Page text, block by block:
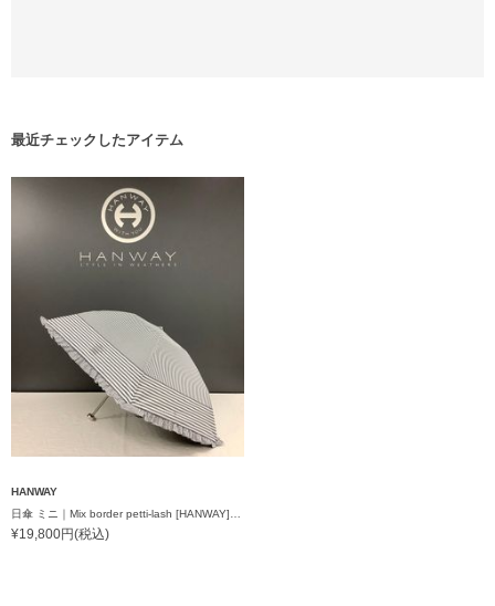
最近チェックしたアイテム
HANWAY
¥19,800円(税込)